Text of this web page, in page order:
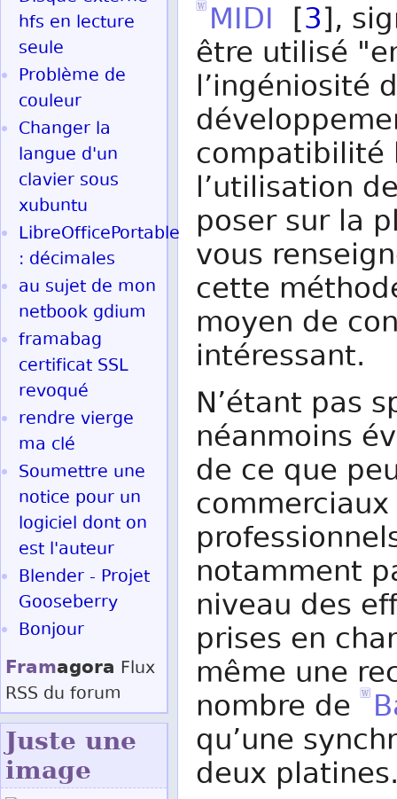
MIDI [3],
être utilisé
l’ingéniosité
compatibilité
l’utilisation
poser sur la
vous
cette
moyen de
intéressant.
N’étant pas
néanmoins
de ce que
commerciaux
notamment
niveau des
prises en
même une
nombre de
qu’une
deux
hfs en lecture
seule
Problème de
couleur
Changer la
langue d'un
clavier sous
xubuntu
LibreOfficePortable
: décimales
au sujet de mon
netbook gdium
framabag
certificat SSL
revoqué
rendre vierge
ma clé
Soumettre une
notice pour un
logiciel dont on
est l'auteur
Blender - Projet
Gooseberry
Bonjour
Framagora Flux
RSS du forum
Juste une
image